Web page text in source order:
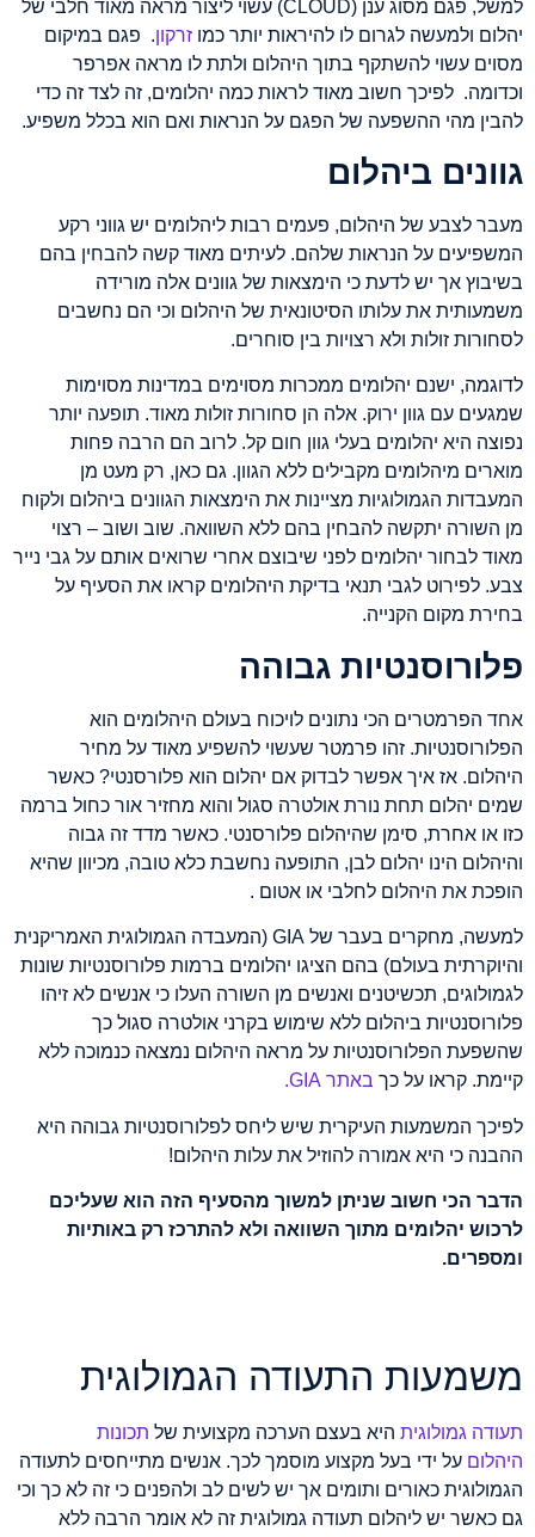
למשל, פגם מסוג ענן (CLOUD) עשוי ליצור מראה מאוד חלבי של
יהלום ולמעשה לגרום לו להיראות יותר כמו זרקון. פגם במיקום
מסוים עשוי להשתקף בתוך היהלום ולתת לו מראה אפרפר
וכדומה. לפיכך חשוב מאוד לראות כמה יהלומים, זה לצד זה כדי
להבין מהי ההשפעה של הפגם על הנראות ואם הוא בכלל משפיע.
גוונים ביהלום
מעבר לצבע של היהלום, פעמים רבות ליהלומים יש גווני רקע
המשפיעים על הנראות שלהם. לעיתים מאוד קשה להבחין בהם
בשיבוץ אך יש לדעת כי הימצאות של גוונים אלה מורידה
משמעותית את עלותו הסיטונאית של היהלום וכי הם נחשבים
לסחורות זולות ולא רצויות בין סוחרים.
לדוגמה, ישנם יהלומים ממכרות מסוימים במדינות מסוימות
שמגעים עם גוון ירוק. אלה הן סחורות זולות מאוד. תופעה יותר
נפוצה היא יהלומים בעלי גוון חום קל. לרוב הם הרבה פחות
מוארים מיהלומים מקבילים ללא הגוון. גם כאן, רק מעט מן
המעבדות הגמולוגיות מציינות את הימצאות הגוונים ביהלום ולקוח
מן השורה יתקשה להבחין בהם ללא השוואה. שוב ושוב – רצוי
מאוד לבחור יהלומים לפני שיבוצם אחרי שרואים אותם על גבי נייר
צבע. לפירוט לגבי תנאי בדיקת היהלומים קראו את הסעיף על
בחירת מקום הקנייה.
פלורוסנטיות גבוהה
אחד הפרמטרים הכי נתונים לויכוח בעולם היהלומים הוא
הפלורוסנטיות. זהו פרמטר שעשוי להשפיע מאוד על מחיר
היהלום. אז איך אפשר לבדוק אם יהלום הוא פלורסנטי? כאשר
שמים יהלום תחת נורת אולטרה סגול והוא מחזיר אור כחול ברמה
כזו או אחרת, סימן שהיהלום פלורסנטי. כאשר מדד זה גבוה
והיהלום הינו יהלום לבן, התופעה נחשבת כלא טובה, מכיוון שהיא
הופכת את היהלום לחלבי או אטום .
למעשה, מחקרים בעבר של GIA (המעבדה הגמולוגית האמריקנית
והיוקרתית בעולם) בהם הציגו יהלומים ברמות פלורוסנטיות שונות
לגמולוגים, תכשיטנים ואנשים מן השורה העלו כי אנשים לא זיהו
פלורוסנטיות ביהלום ללא שימוש בקרני אולטרה סגול כך
שהשפעת הפלורוסנטיות על מראה היהלום נמצאה כנמוכה ללא
קיימת. קראו על כך באתר GIA.
לפיכך המשמעות העיקרית שיש ליחס לפלורוסנטיות גבוהה היא
ההבנה כי היא אמורה להוזיל את עלות היהלום!
הדבר הכי חשוב שניתן למשוך מהסעיף הזה הוא שעליכם
לרכוש יהלומים מתוך השוואה ולא להתרכז רק באותיות
ומספרים.
משמעות התעודה הגמולוגית
תעודה גמולוגית היא בעצם הערכה מקצועית של תכונות
היהלום על ידי בעל מקצוע מוסמך לכך. אנשים מתייחסים לתעודה
הגמולוגית כאורים ותומים אך יש לשים לב ולהפנים כי זה לא כך וכי
גם כאשר יש ליהלום תעודה גמולוגית זה לא אומר הרבה ללא